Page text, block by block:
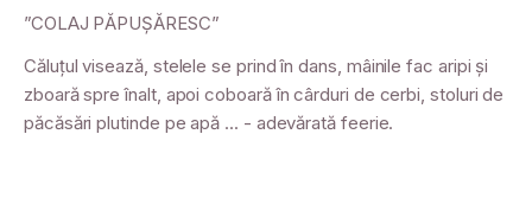
”COLAJ PĂPUȘĂRESC”
Căluțul visează, stelele se prind în dans, mâinile fac aripi și
zboară spre înalt, apoi coboară în cârduri de cerbi, stoluri de
păcăsări plutinde pe apă ... - adevărată feerie.